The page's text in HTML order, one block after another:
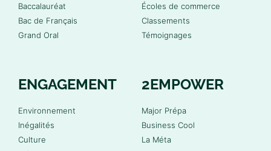
Baccalauréat
Bac de Français
Grand Oral
Écoles de commerce
Classements
Témoignages
ENGAGEMENT
Environnement
Inégalités
Culture
2EMPOWER
Major Prépa
Business Cool
La Méta